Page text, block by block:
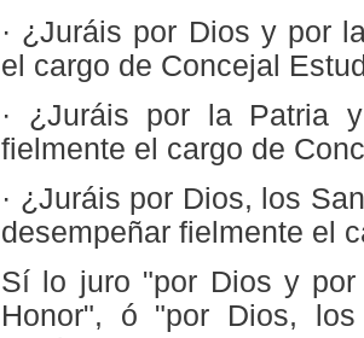
· ¿Juráis por Dios y por
el cargo de Concejal
· ¿Juráis por la Patria
fielmente el cargo de
· ¿Juráis por Dios, los
desempeñar fielmente el
Sí lo juro "por Dios y
Honor", ó "por Dios,